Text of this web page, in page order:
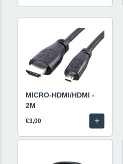
MICRO-HDMI/HDMI -
2M
€3,00 +